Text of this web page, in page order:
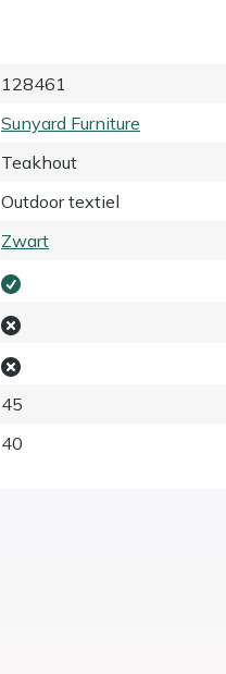
128461
Sunyard Furniture
Teakhout
Outdoor textiel
Zwart
45
40